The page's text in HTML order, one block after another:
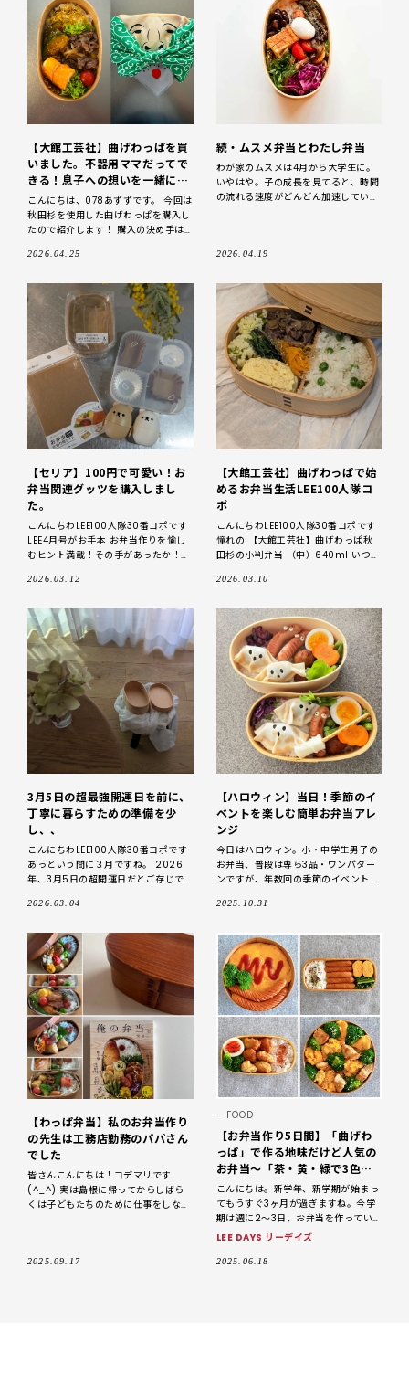
【大館工芸社】曲げわっぱを買
いました。不器用ママだってで
きる！息子への想いを一緒に詰
めたお弁当づくり。
こんにちは、078あずずです。 今回は
秋田杉を使用した曲げわっぱを購入し
たので紹介します！ 購入の決め手は
なキャラクターのお弁当箱にするか迷
2026.04.25
続・ムスメ弁当とわたし弁当
わが家のムスメは4月から大学生に。
いやはや。子の成長を見てると、時間
の流れる速度がどんどん加速している
2026.04.19
【セリア】100円で可愛い！お
弁当関連グッツを購入しまし
た。
こんにちわLEE100人隊30番コポです
LEE4月号がお手本 お弁当作りを愉し
むヒント満載！その手があったか！お
きだけど、作るとなると、、、、
2026.03.12
【大館工芸社】曲げわっぱで始
めるお弁当生活LEE100人隊コ
ポ
こんにちわLEE100人隊30番コポです
憧れの 【大館工芸社】曲げわっぱ秋
田杉の小判弁当 （中）640ml いつか
社】さんのお弁当箱が欲しいな
2026.03.10
3月5日の超最強開運日を前に、
丁寧に暮らすための準備を少
し、、
こんにちわLEE100人隊30番コポです
あっという間に３月ですね。 2026
年、3月5日の超開運日だとご存じで
演さんの毎日の占い♪そのな
2026.03.04
【ハロウィン】当日！季節のイ
ベントを楽しむ簡単お弁当アレ
ンジ
今日はハロウィン。小・中学生男子の
お弁当、普段は専ら3品・ワンパター
ンですが、年数回の季節のイベントだ
ンジしています。 ハロウィン当日のお
2025.10.31
【わっぱ弁当】私のお弁当作り
の先生は工務店勤務のパパさん
でした
皆さんこんにちは！コデマリです
(^_^) 実は島根に帰ってからしばら
くは子どもたちのために仕事をしない
2025.09.17
FOOD
【お弁当作り5日間】「曲げわ
っぱ」で作る地味だけど人気の
お弁当～「茶・黄・緑で3色弁
当」【LEE DAYS club なお】
こんにちは。新学年、新学期が始まっ
てもうすぐ3ヶ月が過ぎますね。今学
期は週に2～3日、お弁当を作ってい
ます。今日は「1週間のお弁当シリー
弁当」について書かせていただ
LEE DAYS リーデイズ
2025.06.18